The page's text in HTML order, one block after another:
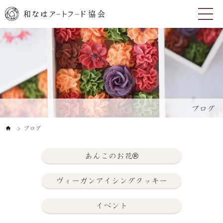
ブログ
＞ ブログ
あんこのお花®
ヴィーガンアイシングクッキー
イベント